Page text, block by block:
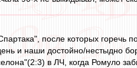
после которых горечь
и наши достойно/нестыдно
в ЛЧ, когда Ромуло